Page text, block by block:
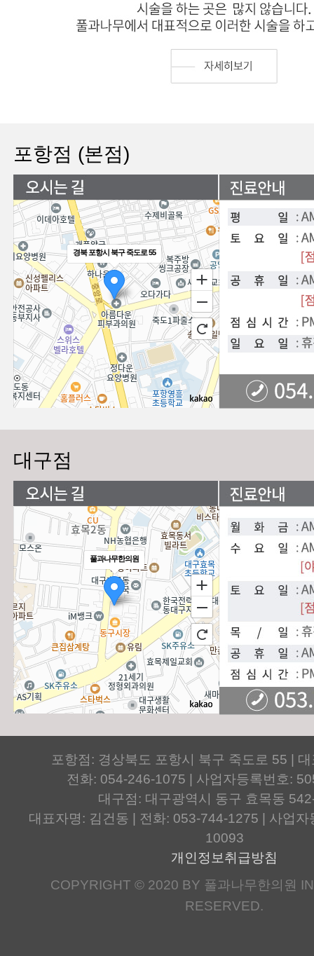
포항점 (본점)
경북 포항시 북구 죽도로 55
대구점
풀과나무한의원
포항점: 경상북도 포항시 북구 죽도로 55 |
전화: 054-246-1075 | 사업자등록번호:
대구점: 대구광역시 동구 효목동
대표자명: 김건동 | 전화: 053-744-1275 | 사업
10093
개인정보취급방침
COPYRIGHT © 2020 BY 풀과나무한의원
RESERVED.